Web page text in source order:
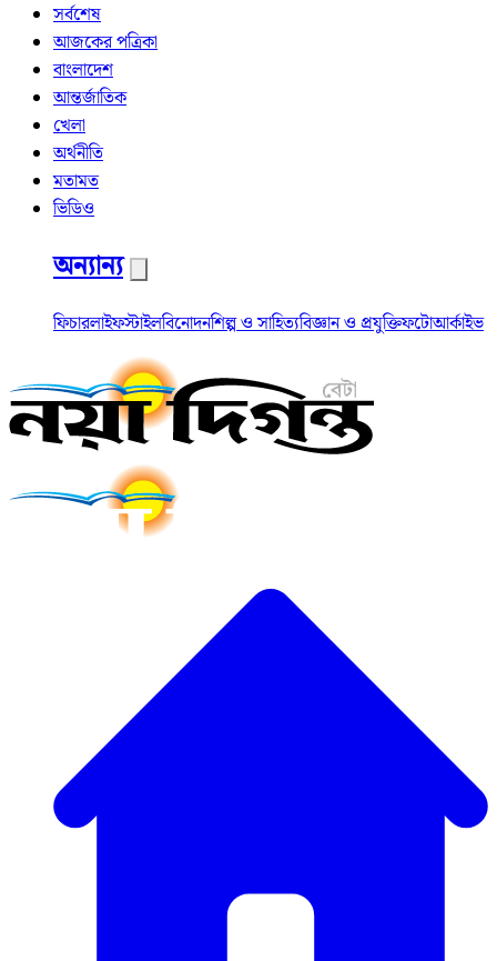
সর্বশেষ
আজকের পত্রিকা
বাংলাদেশ
আন্তর্জাতিক
খেলা
অর্থনীতি
মতামত
ভিডিও
অন্যান্য
ফিচারলাইফস্টাইলবিনোদনশিল্প ও সাহিত্যবিজ্ঞান ও প্রযুক্তিফটোআর্কাইভ